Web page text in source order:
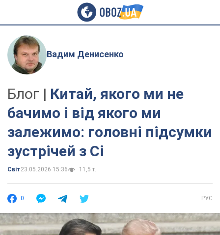
Вадим Денисенко
Блог | Китай, якого ми не
бачимо і від якого ми
залежимо: головні підсумки
зустрічей з Сі
Світ23.05.2026 15:36 11,5 т.
0 РУС